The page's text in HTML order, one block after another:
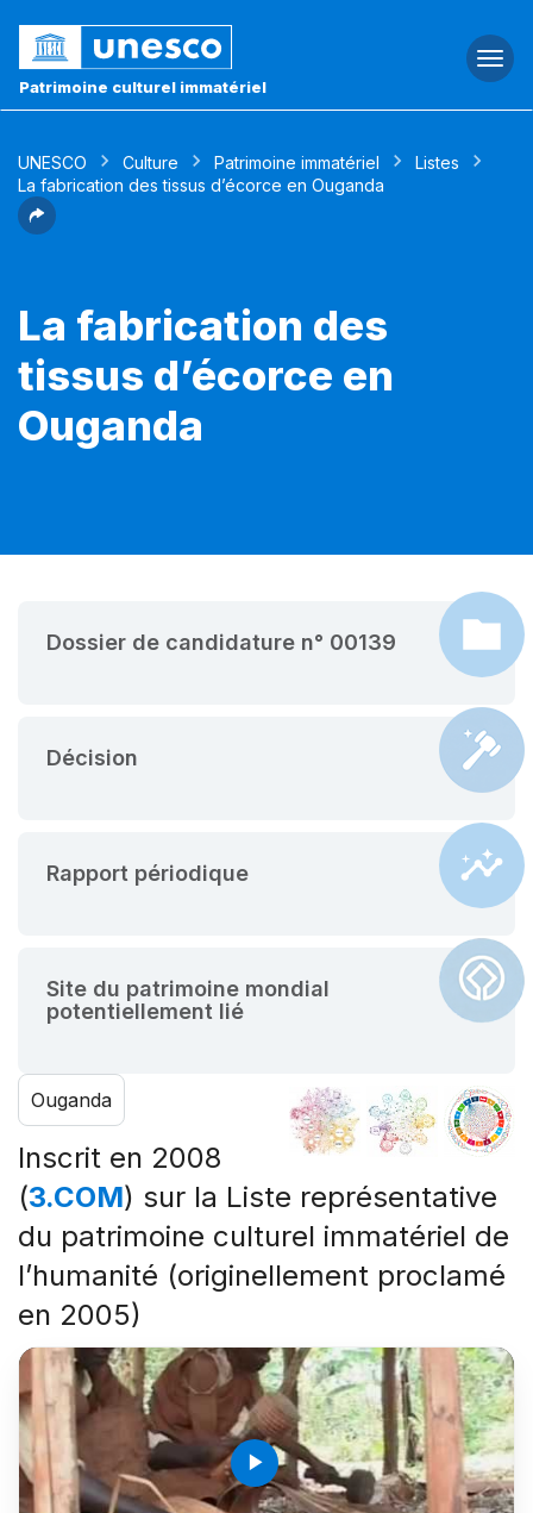
Patrimoine culturel immatériel
UNESCO Culture Patrimoine immatériel
Listes
La fabrication des tissus d’écorce en Ouganda
La fabrication des
tissus d’écorce en
Ouganda
Dossier de candidature n° 00139
Décision
Rapport périodique
Site du patrimoine mondial
potentiellement lié
Ouganda
Inscrit en 2008
(3.COM) sur la Liste représentative
du patrimoine culturel immatériel de
l’humanité (originellement proclamé
en 2005)
play_arrow